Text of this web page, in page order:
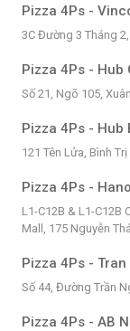
Pizza 4Ps -
3C Đường 3 Tháng
Pizza 4Ps - Hub
Số 21, Ngõ 105,
Pizza 4Ps - Hub
121 Tên Lửa, Bình
Pizza 4Ps -
L1-C12B & L1-C12B
Mall, 175 Nguyễn
Pizza 4Ps -
Số 44, Đường Trần
Pizza 4Ps - AB